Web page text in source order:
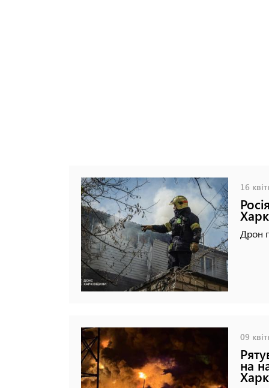
16
Дрон
09
на